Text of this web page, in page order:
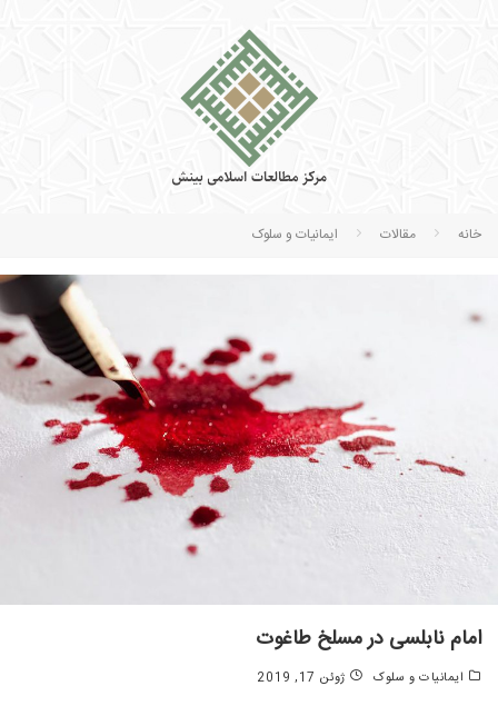
خانه مقالات ایمانیات و سلوک
امام نابلسی در مسلخ طاغوت
ایمانیات و سلوک ژوئن 17, 2019